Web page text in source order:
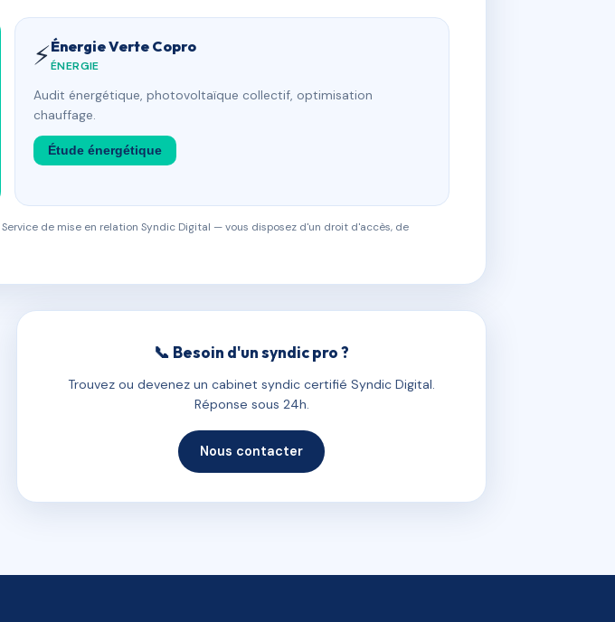
⚡Énergie Verte Copro
ÉNERGIE
Audit énergétique, photovoltaïque collectif, optimisation
chauffage.
Étude énergétique
de mise en relation Syndic Digital — vous disposez d'un droit d'accès, de
📞 Besoin d'un syndic pro ?
Trouvez ou devenez un cabinet syndic certifié Syndic Digital.
Réponse sous 24h.
Nous contacter